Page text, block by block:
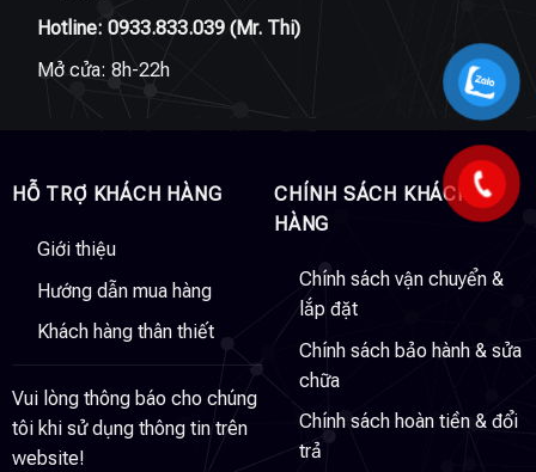
Hotline: 0933.833.039(Mr. Thi)
Mở cửa: 8h-22h
HỖ TRỢ KHÁCH HÀNG
Giới thiệu
Hướng dẫn mua hàng
Khách hàng thân thiết
Vui lòng thông báo cho chúng
tôi khi sử dụng thông tin trên
website!
CHÍNH SÁCH KHÁCH
HÀNG
Chính sách vận chuyển &
lắp đặt
Chính sách bảo hành & sửa
chữa
Chính sách hoàn tiền & đổi
trả